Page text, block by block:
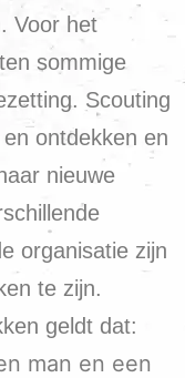
Voor het
sommige
Scouting
ontdekken en
nieuwe
organisatie zijn
te zijn.
geldt dat:
man en een